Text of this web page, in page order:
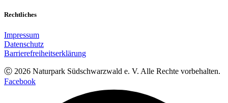
Rechtliches
Impressum
Datenschutz
Barrierefreiheitserklärung
Ⓒ 2026 Naturpark Südschwarzwald e. V. Alle Rechte vorbehalten.
Facebook